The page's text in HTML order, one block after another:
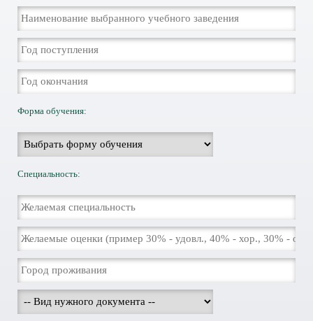
Форма обучения:
Специальность: